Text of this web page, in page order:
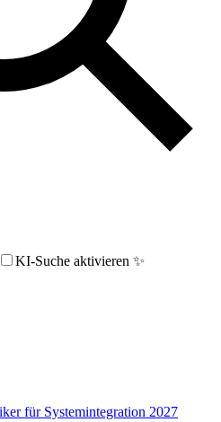
KI-Suche aktivieren ✨
für Systemintegration 2027